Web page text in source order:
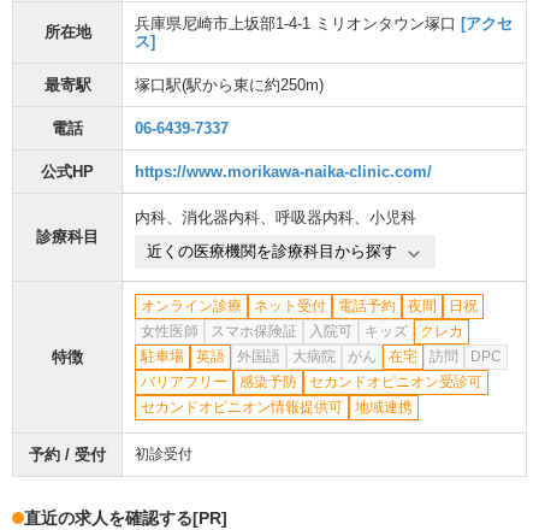
所在地 兵庫県尼崎市上坂部1-4-1 ミリオンタウン塚口 [アクセ
ス]
最寄駅 塚口駅(駅から東に約250m)
電話 06-6439-7337
公式HP https://www.morikawa-naika-clinic.com/
診療科目
内科、 消化器内科、 呼吸器内科、 小児科
近くの医療機関を診療科目から探す
特徴
オンライン診療 ネット受付 電話予約 夜間
日祝
女性医師
スマホ保険証 入院可 キッズ
クレカ
駐車場
英語 外国語 大病院 がん 在宅 訪問
DPC
バリアフリー
感染予防
セカンドオピニオン受診可
セカンドオピニオン情報提供可
地域連携
予約 / 受付 初診受付
直近の求人を確認する[PR]